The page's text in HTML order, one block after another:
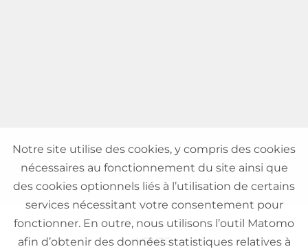
VENTE
Notre site utilise des cookies, y compris des cookies
nécessaires au fonctionnement du site ainsi que
des cookies optionnels liés à l’utilisation de certains
services nécessitant votre consentement pour
fonctionner. En outre, nous utilisons l’outil Matomo
afin d’obtenir des données statistiques relatives à